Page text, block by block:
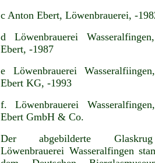
c Anton Ebert, Löwenbrauerei, -
d Löwenbrauerei
Ebert, -1987
e Löwenbrauerei
Ebert KG, -1993
f. Löwenbrauerei
Ebert GmbH & Co.
Der abgebilderte
Löwenbrauerei Wasseralfingen